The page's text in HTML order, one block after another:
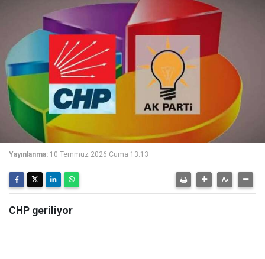
Yayınlanma: 10 Temmuz 2026 Cuma 13:13
CHP geriliyor